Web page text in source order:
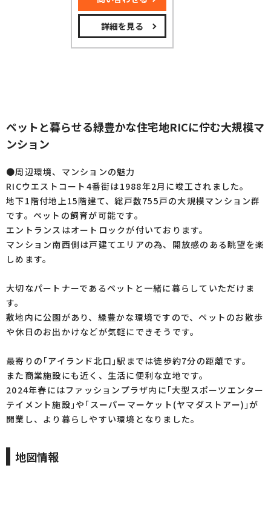
詳細を見る
ペットと暮らせる緑豊かな住宅地RICに佇む大規模マ
ンション
●周辺環境、マンションの魅力
RICウエストコート4番街は1988年2月に竣工されました。
地下1階付地上15階建て、総戸数755戸の大規模マンション群
です。ペットの飼育が可能です。
エントランスはオートロックが付いております。
マンション南西側は戸建てエリアの為、開放感のある眺望を楽
しめます。
大切なパートナーであるペットと一緒に暮らしていただけま
す。
敷地内に公園があり、緑豊かな環境ですので、ペットのお散歩
や休日のお出かけなどが気軽にできそうです。
最寄りの｢アイランド北口｣駅までは徒歩約7分の距離です。
また商業施設にも近く、生活に便利な立地です。
2024年春にはファッションプラザ内に｢大型スポーツエンター
テイメント施設｣や｢スーパーマーケット(ヤマダストアー)｣が
開業し、より暮らしやすい環境となりました。
地図情報